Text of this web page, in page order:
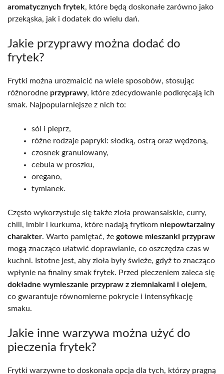
aromatycznych frytek, które będą doskonałe zarówno jako
przekąska, jak i dodatek do wielu dań.
Jakie przyprawy można dodać do
frytek?
Frytki można urozmaicić na wiele sposobów, stosując
różnorodne przyprawy, które zdecydowanie podkręcają ich
smak. Najpopularniejsze z nich to:
sól i pieprz,
różne rodzaje papryki: słodką, ostrą oraz wędzoną,
czosnek granulowany,
cebula w proszku,
oregano,
tymianek.
Często wykorzystuje się także zioła prowansalskie, curry,
chili, imbir i kurkuma, które nadają frytkom niepowtarzalny
charakter. Warto pamiętać, że gotowe mieszanki przypraw
mogą znacząco ułatwić doprawianie, co oszczędza czas w
kuchni. Istotne jest, aby zioła były świeże, gdyż to znacząco
wpłynie na finalny smak frytek. Przed pieczeniem zaleca się
dokładne wymieszanie przypraw z ziemniakami i olejem,
co gwarantuje równomierne pokrycie i intensyfikację
smaku.
Jakie inne warzywa można użyć do
pieczenia frytek?
Frytki warzywne to doskonała opcja dla tych, którzy pragną